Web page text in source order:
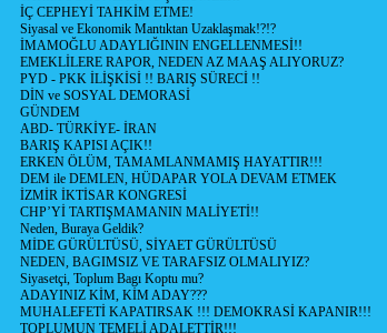
İÇ CEPHEYİ TAHKİM ETME!
Siyasal ve Ekonomik Mantıktan Uzaklaşmak!?!?
İMAMOĞLU ADAYLIĞININ ENGELLENMESİ!!
EMEKLİLERE RAPOR, NEDEN AZ MAAŞ ALIYORUZ?
PYD - PKK İLİŞKİSİ !! BARIŞ SÜRECİ !!
DİN ve SOSYAL DEMORASİ
GÜNDEM
ABD- TÜRKİYE- İRAN
BARIŞ KAPISI AÇIK!!
ERKEN ÖLÜM, TAMAMLANMAMIŞ HAYATTIR!!!
DEM ile DEMLEN, HÜDAPAR YOLA DEVAM ETMEK
İZMİR İKTİSAR KONGRESİ
CHP’Yİ TARTIŞMAMANIN MALİYETİ!!
Neden, Buraya Geldik?
MİDE GÜRÜLTÜSÜ, SİYAET GÜRÜLTÜSÜ
NEDEN, BAGIMSIZ VE TARAFSIZ OLMALIYIZ?
Siyasetçi, Toplum Bagı Koptu mu?
ADAYINIZ KİM, KİM ADAY???
MUHALEFETİ KAPATIRSAK !!! DEMOKRASİ KAPANIR!!!
TOPLUMUN TEMELİ ADALETTİR!!!